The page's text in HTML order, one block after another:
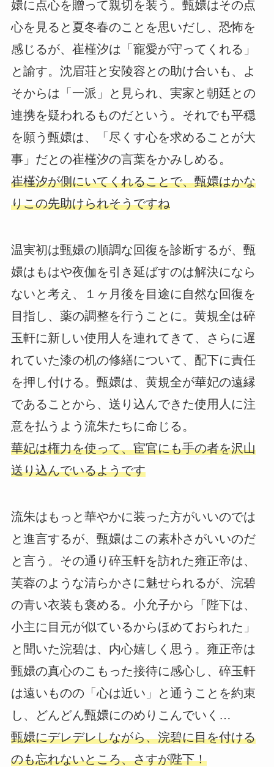
嬛に点心を贈って親切を装う。甄嬛はその点
心を見ると夏冬春のことを思いだし、恐怖を
感じるが、崔槿汐は「寵愛が守ってくれる」
と諭す。沈眉荘と安陵容との助け合いも、よ
そからは「一派」と見られ、実家と朝廷との
連携を疑われるものだという。それでも平穏
を願う甄嬛は、「尽くす心を求めることが大
事」だとの崔槿汐の言葉をかみしめる。
崔槿汐が側にいてくれることで、甄嬛はかな
りこの先助けられそうですね
温実初は甄嬛の順調な回復を診断するが、甄
嬛はもはや夜伽を引き延ばすのは解決になら
ないと考え、１ヶ月後を目途に自然な回復を
目指し、薬の調整を行うことに。黄規全は碎
玉軒に新しい使用人を連れてきて、さらに遅
れていた漆の机の修繕について、配下に責任
を押し付ける。甄嬛は、黄規全が華妃の遠縁
であることから、送り込んできた使用人に注
意を払うよう流朱たちに命じる。
華妃は権力を使って、宦官にも手の者を沢山
送り込んでいるようです
流朱はもっと華やかに装った方がいいのでは
と進言するが、甄嬛はこの素朴さがいいのだ
と言う。その通り碎玉軒を訪れた雍正帝は、
芙蓉のような清らかさに魅せられるが、浣碧
の青い衣装も褒める。小允子から「陛下は、
小主に目元が似ているからほめておられた」
と聞いた浣碧は、内心嬉しく思う。雍正帝は
甄嬛の真心のこもった接待に感心し、碎玉軒
は遠いものの「心は近い」と通うことを約束
し、どんどん甄嬛にのめりこんでいく…
甄嬛にデレデレしながら、浣碧に目を付ける
のも忘れないところ、さすが陛下！